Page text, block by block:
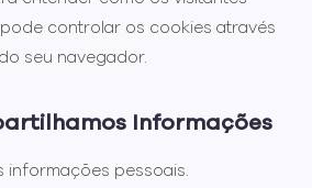
controlar os cookies através
seu navegador.
Informações
informações pessoais.